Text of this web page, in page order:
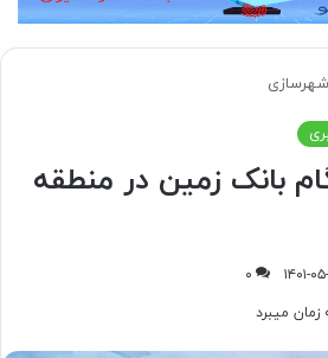
شهرسازی
بانک زمین در منطقه
۰۵-۲۶
۰